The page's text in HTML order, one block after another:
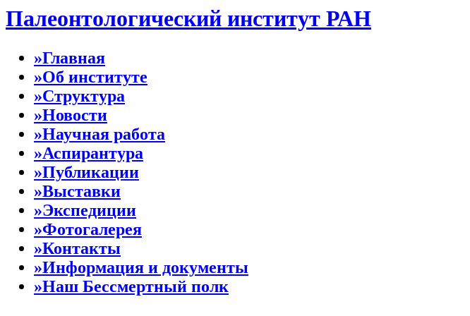
Палеонтологический институт РАН
»Главная
»Об институте
»Структура
»Новости
»Научная работа
»Аспирантура
»Публикации
»Выставки
»Экспедиции
»Фотогалерея
»Контакты
»Информация и документы
»Наш Бессмертный полк